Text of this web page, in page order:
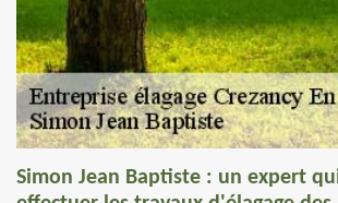
Simon Jean Baptiste : un expert